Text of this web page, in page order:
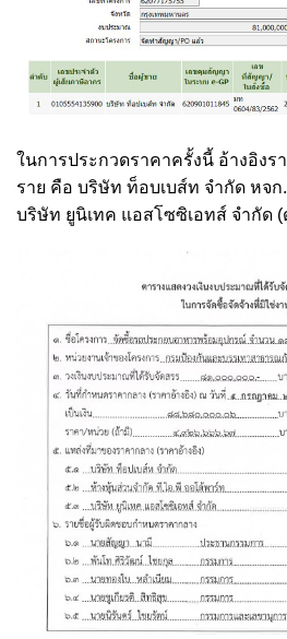
ในการประกวดราคาครั้งนี้ อ้างอิงร
ราย คือ บริษัท ท็อบเบส์ท จำกัด หจ
บริษัท ยูนิเทค แอสโซซิเอทส์ จำกัด (